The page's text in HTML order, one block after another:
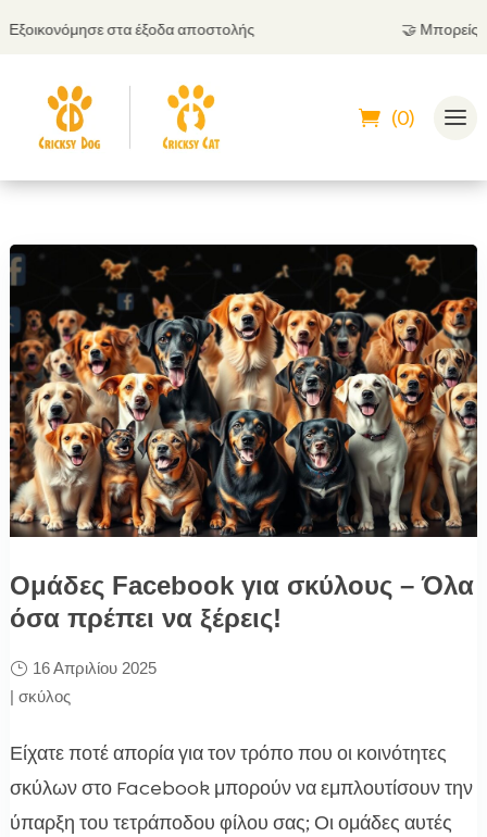
στα έξοδα αποστολής Μπορείς να
(0)
Ομάδες Facebook για σκύλους – Όλα
όσα πρέπει να ξέρεις!
16 Απριλίου 2025
| σκύλος
Είχατε ποτέ απορία για τον τρόπο που οι κοινότητες
σκύλων στο Facebook μπορούν να εμπλουτίσουν την
ύπαρξη του τετράποδου φίλου σας; Οι ομάδες αυτές